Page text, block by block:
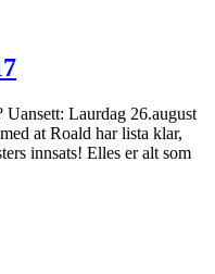
Uansett: Laurdag 26.august
at Roald har lista klar,
innsats! Elles er alt som